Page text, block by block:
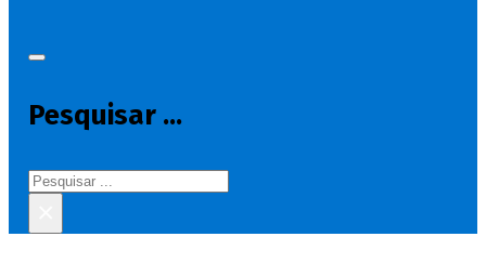
Pesquisar ...
Pesquisar